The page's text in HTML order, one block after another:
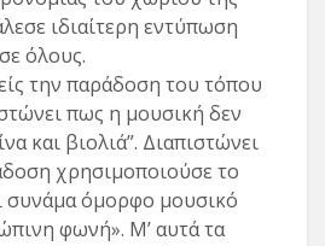
ιδιαίτερη εντύπωση
όλους.
την παράδοση του τόπου
πως η μουσική δεν
και βιολιά”. Διαπιστώνει
χρησιμοποιούσε το
συνάμα όμορφο μουσικό
φωνή». Μ’ αυτά τα